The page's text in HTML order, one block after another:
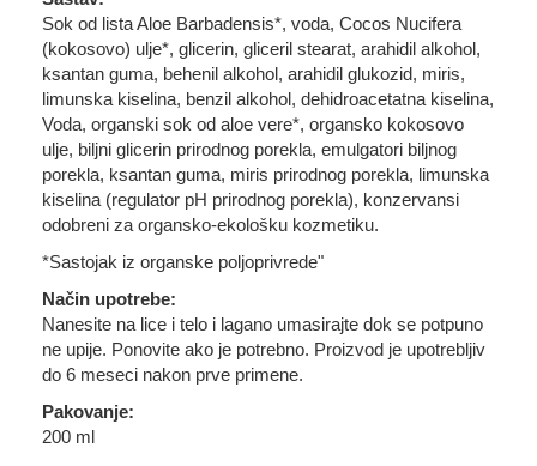
Sok od lista Aloe Barbadensis*, voda, Cocos Nucifera
(kokosovo) ulje*, glicerin, gliceril stearat, arahidil alkohol,
ksantan guma, behenil alkohol, arahidil glukozid, miris,
limunska kiselina, benzil alkohol, dehidroacetatna kiselina,
Voda, organski sok od aloe vere*, organsko kokosovo
ulje, biljni glicerin prirodnog porekla, emulgatori biljnog
porekla, ksantan guma, miris prirodnog porekla, limunska
kiselina (regulator pH prirodnog porekla), konzervansi
odobreni za organsko-ekološku kozmetiku.
*Sastojak iz organske poljoprivrede"
Način upotrebe:
Nanesite na lice i telo i lagano umasirajte dok se potpuno
ne upije. Ponovite ako je potrebno. Proizvod je upotrebljiv
do 6 meseci nakon prve primene.
Pakovanje:
200 ml